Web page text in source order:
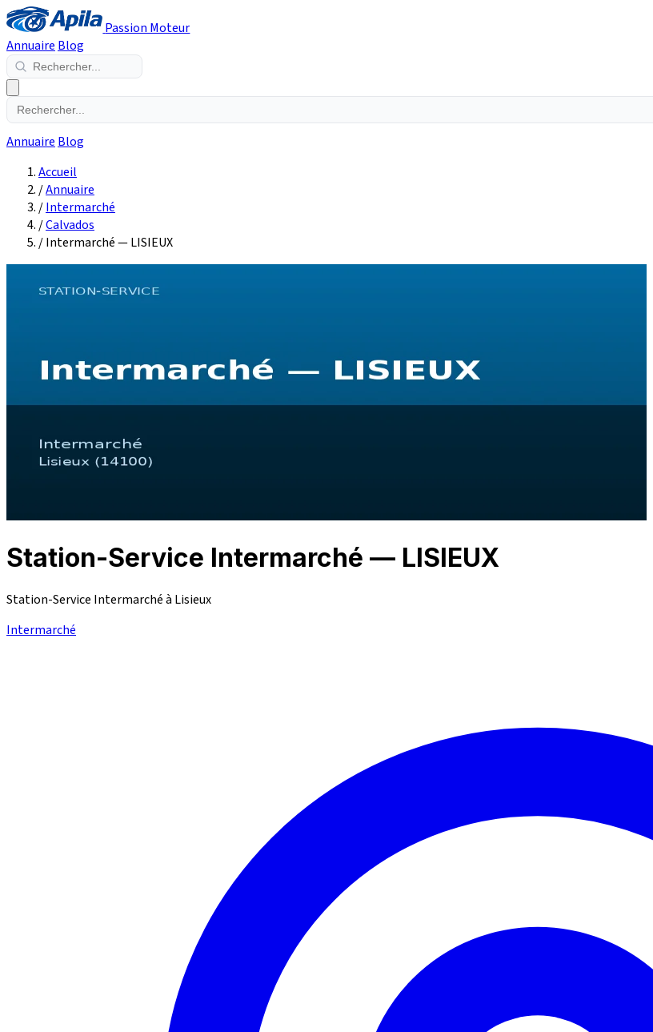
Passion Moteur
Annuaire Blog
Annuaire Blog
Accueil
/Annuaire
/Intermarché
/Calvados
/Intermarché — LISIEUX
Station-Service Intermarché — LISIEUX
Station-Service Intermarché à Lisieux
Intermarché